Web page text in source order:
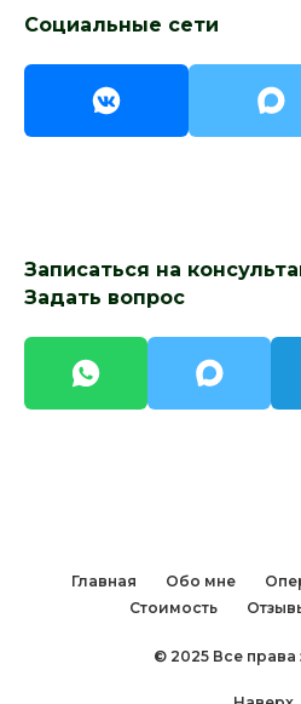
Социальные сети
Записаться на
Задать вопрос
Главная Обо мне
Стоимость
© 2025 Все